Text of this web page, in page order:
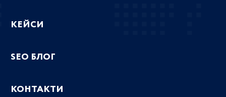
КЕЙСИ
SEO БЛОГ
КОНТАКТИ